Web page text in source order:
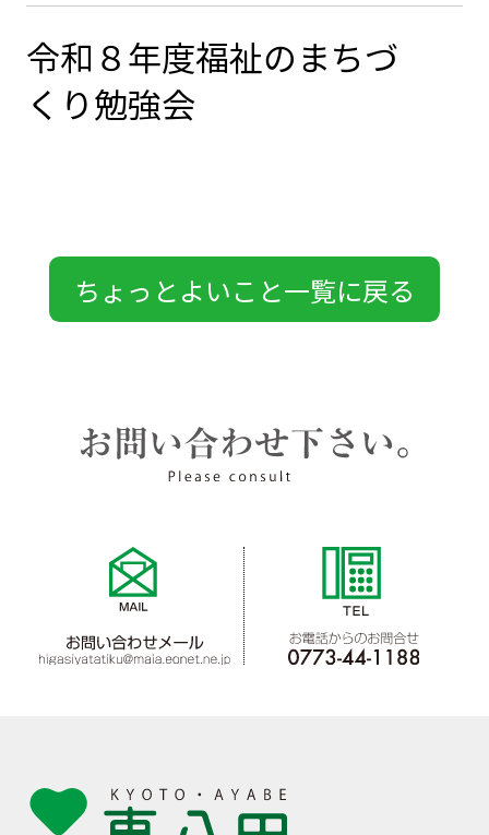
令和８年度福祉のまちづ
くり勉強会
ちょっとよいこと一覧に戻る